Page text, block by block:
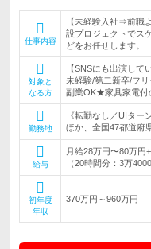
仕事内容
【未経験入社⇒前職
設プロジェクトでス
どをお任せします。
対象と
なる方
【SNSにも出演し
未経験/第二新卒/フ
副業OK★家具家電付
勤務地
《転勤なし／UIター
ほか、全国47都道府
給与
月給28万円〜80万
（20時間分：3万
初年度
年収
370万円～960万円